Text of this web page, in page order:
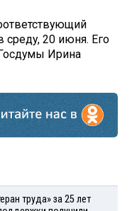
среду, 20 июня. Его
Ирина
труда» за 25 лет